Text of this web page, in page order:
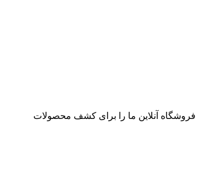
آنلاین ما را برای کشف محصولات